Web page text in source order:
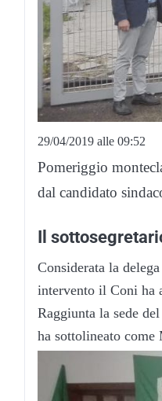
29/04/2019 alle 09:52
Pomeriggio
dal candidato
Il
Considerata la
intervento il Coni ha
Raggiunta la sede
ha sottolineato